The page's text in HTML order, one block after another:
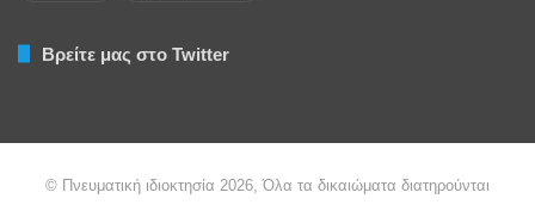
Βρείτε μας στο Twitter
© Πνευματική ιδιοκτησία 2026, Όλα τα δικαιώματα διατηρούνται